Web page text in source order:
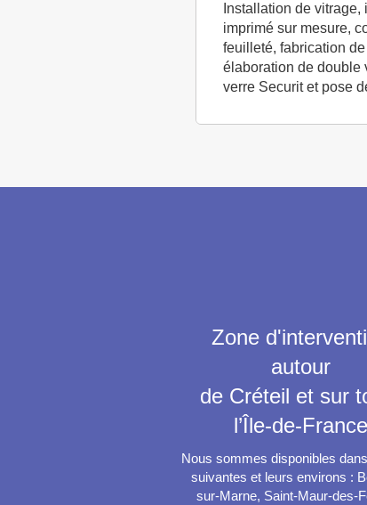
Installation de
imprimé sur mesure,
feuilleté, fabrication
élaboration de double
verre Securit et pose
Zone
autour
de Créteil et sur
l’Île-de-France
Nous sommes disponibles
suivantes et leurs environs :
sur-Marne, Saint-Maur-des-